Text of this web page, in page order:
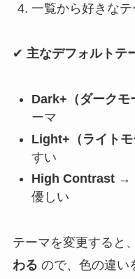
一覧から好きな
✔ 主なデフォルトテ
Dark+（ダークモ
ーマ
Light+（ライトモ
すい
High Contrast→
優しい
テーマを変更すると、
わる ので、色の違い